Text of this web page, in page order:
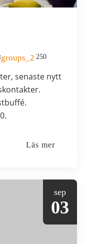
groups_2 250
senaste nytt
Läs mer
sep
03